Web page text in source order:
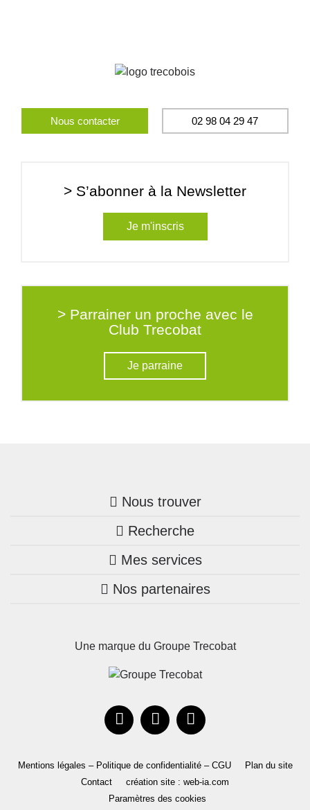
Nous contacter 02 98 04 29 47
> S’abonner à la Newsletter
Je m'inscris
> Parrainer un proche avec le
Club Trecobat
Je parraine
Nous trouver
Trouver une agence
Bretagne
Pays de la Loire
Occitanie
Recherche
Nos annonces
Maison + terrain
Mes services
Mon compte Trecobois
Parrainez un proche!
Nos partenaires
Une marque du Groupe Trecobat
Mentions légales – Politique de confidentialité – CGU
Plan du site
Contact
création site : web-ia.com
Paramètres des cookies